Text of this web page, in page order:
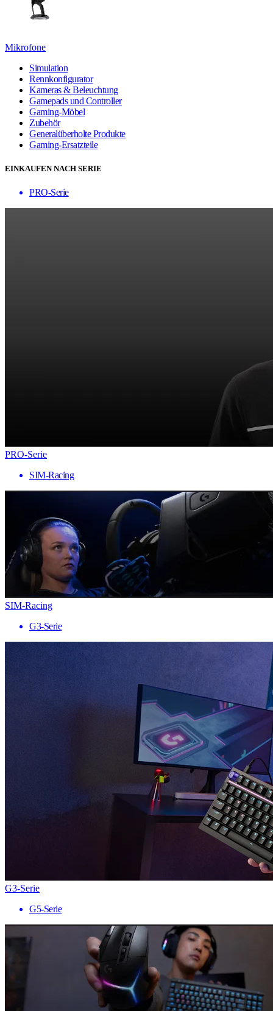
Mikrofone
Simulation
Rennkonfigurator
Kameras & Beleuchtung
Gamepads und Controller
Gaming-Möbel
Zubehör
Generalüberholte Produkte
Gaming-Ersatzteile
EINKAUFEN NACH SERIE
PRO-Serie
PRO-Serie
SIM-Racing
SIM-Racing
G3-Serie
G3-Serie
G5-Serie